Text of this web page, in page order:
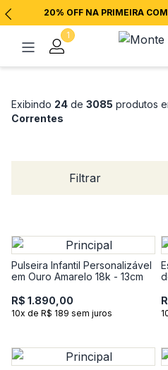
20% OFF NA PRIMEIRA
1
Exibindo 24 de 3085 produtos
Correntes
Filtrar
Pulseira Infantil Personalizável
em Ouro Amarelo 18k - 13cm
R$ 1.890,00
10x de R$ 189 sem juros